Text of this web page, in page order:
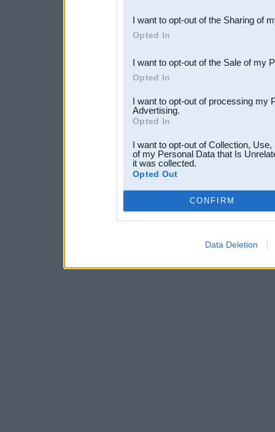
Downstream Participants
third parties.
I want to opt-out of the Sharing of
Opted In
I want to opt-out of the Sale of my
Opted In
I want to opt-out of processing my
Advertising.
Opted In
I want to opt-out of Collection,
of my Personal Data that Is
it was collected.
Opted Out
CONFIRM
Data Deletion